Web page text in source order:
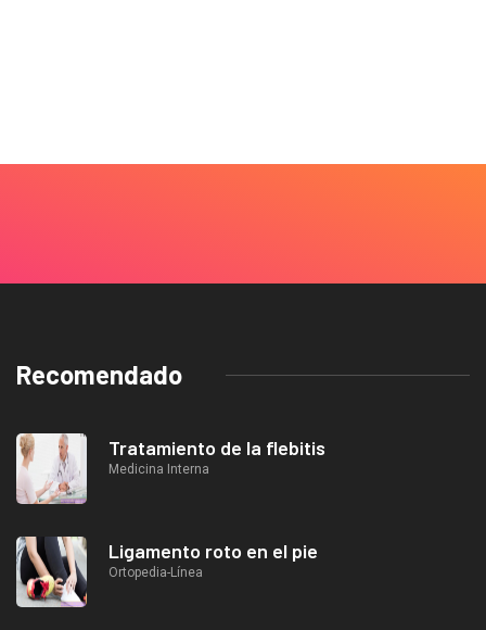
Recomendado
Tratamiento de la flebitis
Medicina Interna
Ligamento roto en el pie
Ortopedia-Línea